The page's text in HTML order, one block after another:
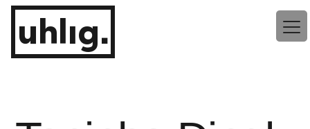
Zum
Inhalt
springenuhlig.